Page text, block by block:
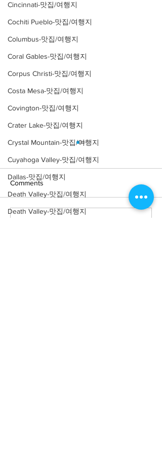
Cincinnati-맛집/여행지
Cochiti Pueblo-맛집/여행지
Columbus-맛집/여행지
Coral Gables-맛집/여행지
Corpus Christi-맛집/여행지
Costa Mesa-맛집/여행지
Covington-맛집/여행지
Crater Lake-맛집/여행지
Crystal Mountain-맛집/여행지
Cuyahoga Valley-맛집/여행지
Dallas-맛집/여행지
Death Valley-맛집/여행지
Death Valley-맛집/여행지
Comments